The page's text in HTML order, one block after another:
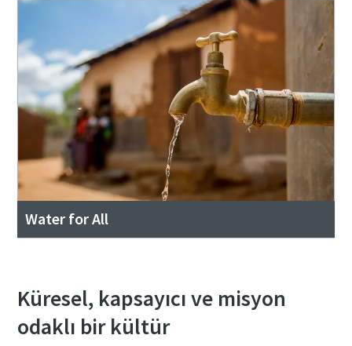
Water for All
Küresel, kapsayıcı ve misyon
odaklı bir kültür